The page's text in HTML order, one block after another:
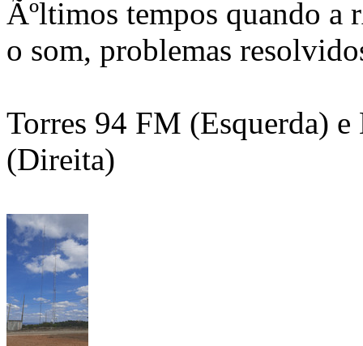
Ãºltimos tempos quando a
o som, problemas
Torres 94 FM (Esquerda)
(Direita)